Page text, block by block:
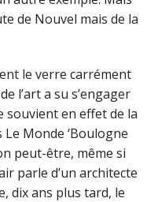
de Nouvel mais de la
le verre carrément
l’art a su s’engager
souvient en effet de la
Monde ‘Boulogne
peut-être, même si
parle d’un architecte
dix ans plus tard, le